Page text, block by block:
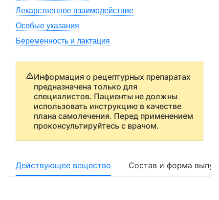
Лекарственное взаимодействие
Особые указания
Беременность и лактация
Информация о рецептурных препаратах
предназначена только для
специалистов. Пациенты не должны
использовать инструкцию в качестве
плана самолечения. Перед применением
проконсультируйтесь с врачом.
Действующее вещество Состав и форма